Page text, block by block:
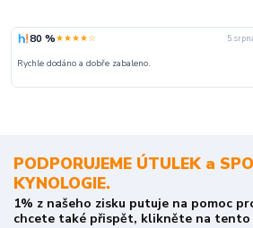
80 %★★★★☆ 5.
Rychle dodáno a dobře zabaleno.
PODPORUJEME ÚTULEK a
KYNOLOGIE.
1% z našeho zisku putuje na pomoc
chcete také přispět, klikněte na tento